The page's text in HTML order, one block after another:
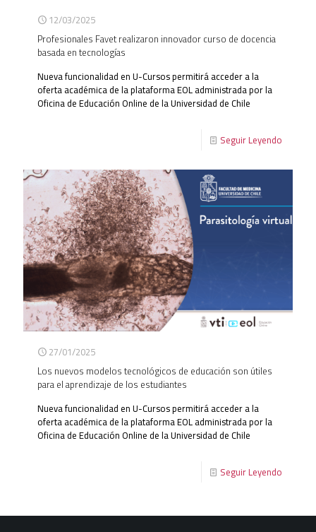
12/03/2025
Profesionales Favet realizaron innovador curso de docencia
basada en tecnologías
Nueva funcionalidad en U-Cursos permitirá acceder a la
oferta académica de la plataforma EOL administrada por la
Oficina de Educación Online de la Universidad de Chile
Seguir Leyendo
27/01/2025
Los nuevos modelos tecnológicos de educación son útiles
para el aprendizaje de los estudiantes
Nueva funcionalidad en U-Cursos permitirá acceder a la
oferta académica de la plataforma EOL administrada por la
Oficina de Educación Online de la Universidad de Chile
Seguir Leyendo